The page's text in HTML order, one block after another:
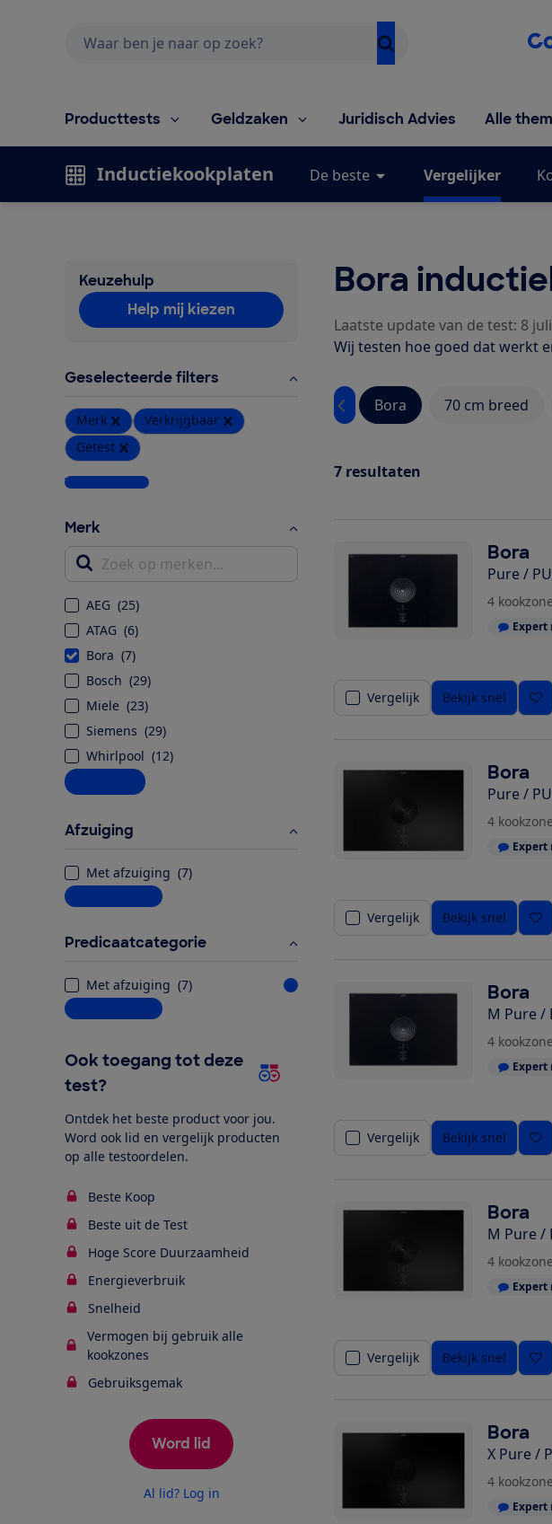
Producttests Geldzaken Juridisch Advies Alle
Inductiekookplaten De beste Vergelijker
Keuzehulp
Help mij kiezen
Geselecteerde filters
Merk
Verkrijgbaar
Getest
Wis alle filters
Merk
Zoek op merken...
AEG (25)
ATAG (6)
Bora (7)
Bosch (29)
Miele (23)
Siemens (29)
Whirlpool (12)
Alle opties
Afzuiging
Met afzuiging (7)
Meer informatie
Predicaatcategorie
Met afzuiging (7)
Meer informatie
Ook toegang tot deze
test?
Ontdek het beste product voor jou.
Word ook lid en vergelijk producten
op alle testoordelen.
Beste Koop
Beste uit de Test
Hoge Score Duurzaamheid
Energieverbruik
Snelheid
Vermogen bij gebruik alle
kookzones
Gebruiksgemak
Word lid
Al lid? Log in
Bora
Laatste update van de test: 8
Wij testen hoe goed dat werkt
Bora 70 cm breed
7 resultaten
Bora
Pure /
4
Expert
Vergelijk Bekijk snel
Bora
Pure /
4
Expert
Vergelijk Bekijk snel
Bora
M Pure /
4
Expert
Vergelijk Bekijk snel
Bora
M Pure /
4
Expert
Vergelijk Bekijk snel
Bora
X Pure /
4
Expert